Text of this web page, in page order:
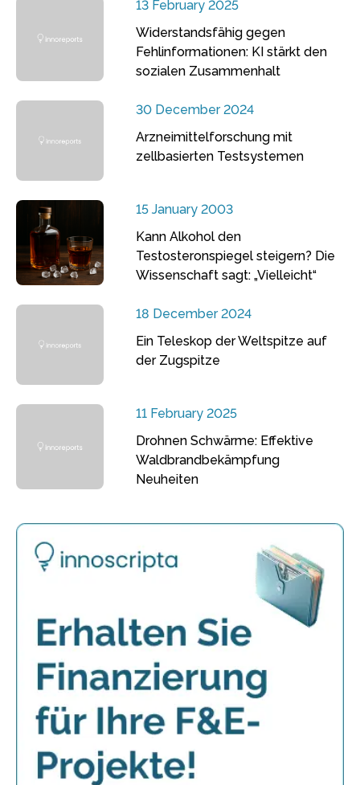
13 February 2025
Widerstandsfähig gegen
Fehlinformationen: KI stärkt den
sozialen Zusammenhalt
30 December 2024
Arzneimittelforschung mit
zellbasierten Testsystemen
15 January 2003
Kann Alkohol den
Testosteronspiegel steigern? Die
Wissenschaft sagt: „Vielleicht“
18 December 2024
Ein Teleskop der Weltspitze auf
der Zugspitze
11 February 2025
Drohnen Schwärme: Effektive
Waldbrandbekämpfung
Neuheiten